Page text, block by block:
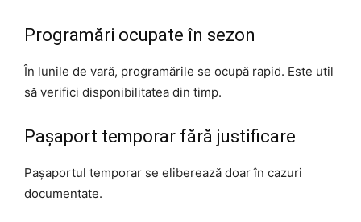
Programări ocupate în sezon
În lunile de vară, programările se ocupă rapid. Este util
să verifici disponibilitatea din timp.
Pașaport temporar fără justificare
Pașaportul temporar se eliberează doar în cazuri
documentate.